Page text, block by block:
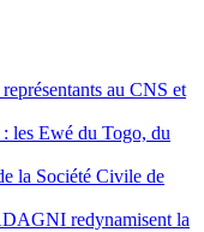
au CNS et
les Ewé du Togo, du
la Société Civile de
redynamisent la